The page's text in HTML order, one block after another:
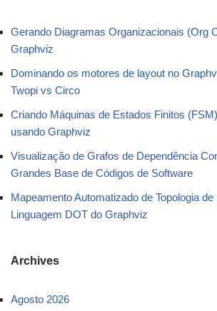
Gerando Diagramas Organizacionais (Org
Graphviz
Dominando os motores de layout no
Twopi vs Circo
Criando Máquinas de Estados Finitos
usando Graphviz
Visualização de Grafos de Dependência
Grandes Base de Códigos de Software
Mapeamento Automatizado de Topologia
Linguagem DOT do Graphviz
Archives
Agosto 2026